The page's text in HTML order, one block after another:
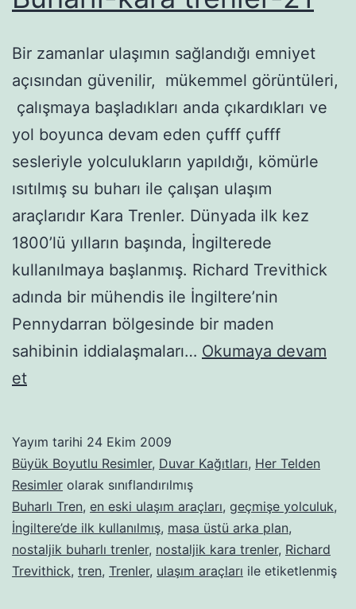
Bir zamanlar ulaşımın sağlandığı emniyet
açısından güvenilir, mükemmel görüntüleri,
çalışmaya başladıkları anda çıkardıkları ve
yol boyunca devam eden çufff çufff
sesleriyle yolculukların yapıldığı, kömürle
ısıtılmış su buharı ile çalışan ulaşım
araçlarıdır Kara Trenler. Dünyada ilk kez
1800’lü yılların başında, İngilterede
kullanılmaya başlanmış. Richard Trevithick
adında bir mühendis ile İngiltere’nin
Pennydarran bölgesinde bir maden
sahibinin iddialaşmaları… Okumaya devam
etBuharlı-
21
Yayım tarihi 24 Ekim 2009
Büyük Boyutlu Resimler, Duvar Kağıtları, Her Telden
Resimler olarak sınıflandırılmış
Buharlı Tren, en eski ulaşım araçları, geçmişe yolculuk,
İngiltere’de ilk kullanılmış, masa üstü arka plan,
nostaljik buharlı trenler, nostaljik kara trenler, Richard
Trevithick, tren, Trenler, ulaşım araçları ile etiketlenmiş